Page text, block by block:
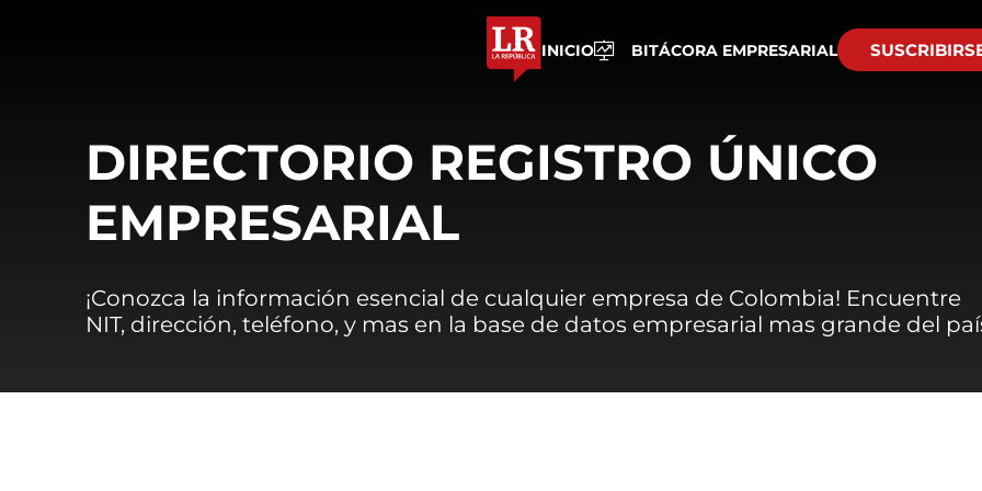
INICIO BITÁCORA EMPRESARIAL
DIRECTORIO REGISTRO ÚNICO
EMPRESARIAL
¡Conozca la información esencial de cualquier empresa de Colombia! Encuentre
NIT, dirección, teléfono, y mas en la base de datos empresarial mas grande del